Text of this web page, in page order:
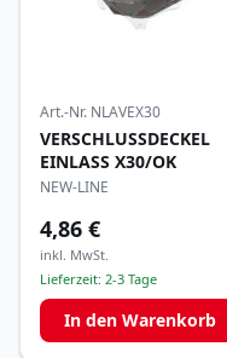
Art.-Nr. NLAVEX30
VERSCHLUSSDECKEL
EINLASS X30/OK
NEW-LINE
4,86 €
inkl. MwSt.
Lieferzeit: 2-3 Tage
In den Warenkorb